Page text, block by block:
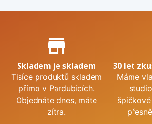
Proč nakupovat u nás?
store_mall_directory
Skladem je skladem
Tisíce produktů skladem
přímo v Pardubicích.
Objednáte dnes, máte
zítra.
30 let
Máme